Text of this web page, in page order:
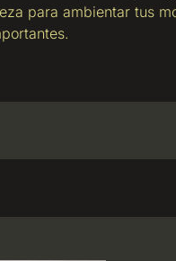
para ambientar tus